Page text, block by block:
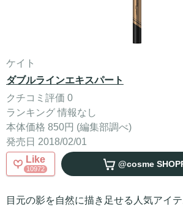
ケイト
ダブルラインエキスパート
クチコミ評価 0
ランキング 情報なし
本体価格 850円 (編集部調べ)
発売日 2018/02/01
Like
10972 @cosme
目元の影を自然に描き足せる人気アイ